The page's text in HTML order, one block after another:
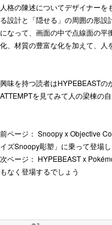
人格の陳述についてデザイナー
る設計と「隠せる」の周囲の形
になって、画面の中で点線面の
化、材質の豊富な化を加えて、人
興味を持つ読者はHYPEBEASTの
ATTEMPTを見てみて人の梁棟の
前ページ： Snoopy x Objective
イズSnoopy彫塑」に乗って登場
次ページ： HYPEBEAST x
もなく登場するでしょう